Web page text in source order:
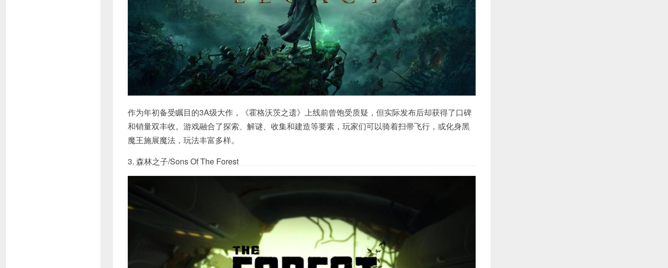
作为年初备受瞩目的3A级大作，《霍格沃茨之遗》上线前曾饱受质疑，但实际发布后却获得了口碑
和销量双丰收。游戏融合了探索、解谜、收集和建造等要素，玩家们可以骑着扫帚飞行，或化身黑
魔王施展魔法，玩法丰富多样。
3. 森林之子/Sons Of The Forest